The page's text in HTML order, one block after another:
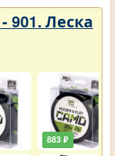
901. Леска
883 ₽